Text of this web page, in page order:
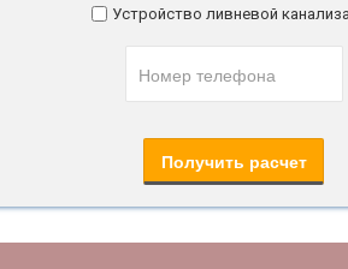
Устройство ливневой